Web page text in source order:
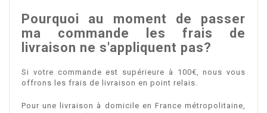
Pourquoi au moment de passer
ma commande les frais de
livraison ne s'appliquent pas?
Si votre commande est supérieure à 100€, nous vous
offrons les frais de livraison en point relais.
Pour une livraison à domicile en France métropolitaine,